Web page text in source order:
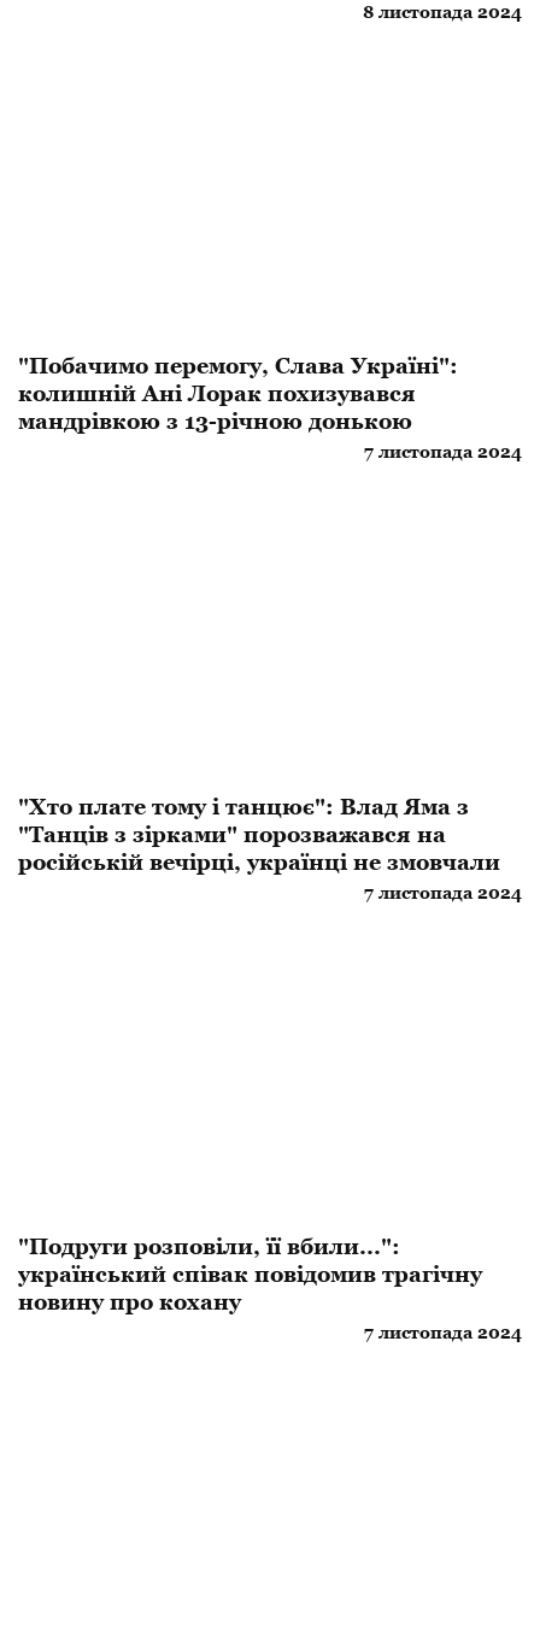
8 листопада 2024
"Побачимо перемогу, Слава Україні":
колишній Ані Лорак похизувався
мандрівкою з 13-річною донькою
7 листопада 2024
"Хто плате тому і танцює": Влад Яма з
"Танців з зірками" порозважався на
російській вечірці, українці не змовчали
7 листопада 2024
"Подруги розповіли, її вбили...":
український співак повідомив трагічну
новину про кохану
7 листопада 2024